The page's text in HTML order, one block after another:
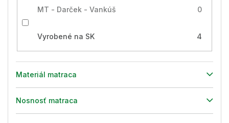
MT - Darček - Vankúš 0
Vyrobené na SK 4
Materiál matraca
Nosnosť matraca